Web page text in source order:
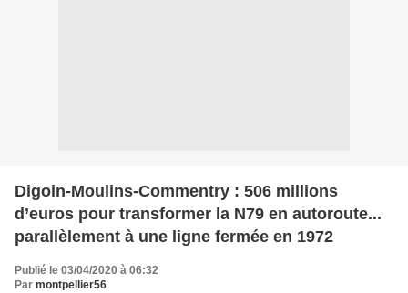
Digoin-Moulins-Commentry : 506 millions
d’euros pour transformer la N79 en autoroute...
parallèlement à une ligne fermée en 1972
Publié le 03/04/2020 à 06:32
Par montpellier56